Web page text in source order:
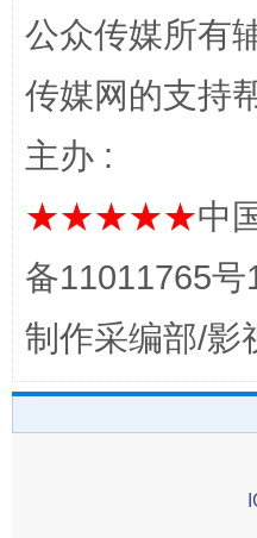
公众传媒所有
传媒网的支持
主办 :
★★★★★中
备11011765
制作采编部/影